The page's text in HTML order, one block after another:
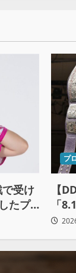
受け
たプ
プ
【
「
めて